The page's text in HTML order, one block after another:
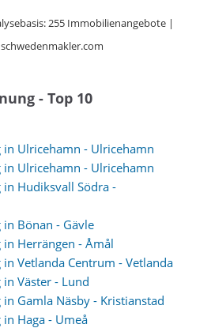
255 Immobilienangebote |
- Top 10
Ulricehamn - Ulricehamn
Ulricehamn - Ulricehamn
Hudiksvall Södra -
Bönan - Gävle
Herrängen - Åmål
Vetlanda Centrum - Vetlanda
Väster - Lund
Gamla Näsby - Kristianstad
Haga - Umeå